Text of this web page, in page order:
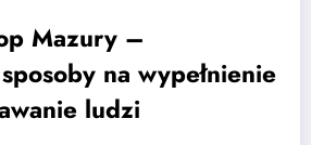
Mazury –
na wypełnienie
ludzi